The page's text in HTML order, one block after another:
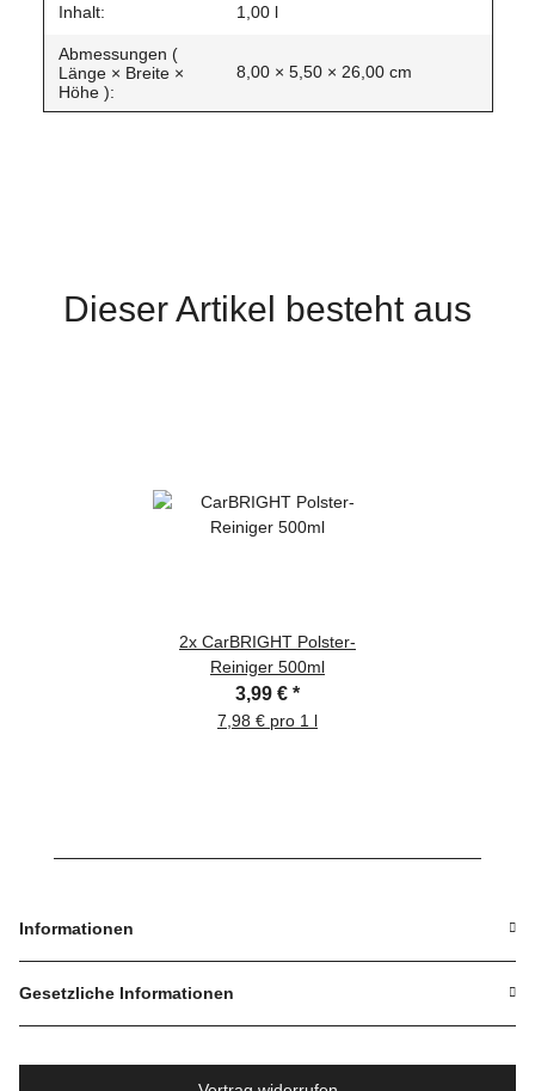
Inhalt: 1,00 l
Abmessungen (
Länge × Breite ×
Höhe ):
8,00 × 5,50 × 26,00 cm
Dieser Artikel besteht aus
2x CarBRIGHT Polster-
Reiniger 500ml
3,99 € *
7,98 € pro 1 l
Informationen
Gesetzliche Informationen